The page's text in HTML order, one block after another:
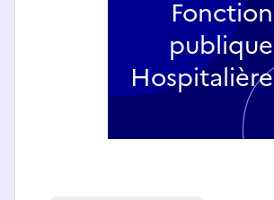
Fonction
publique
Hospitalière